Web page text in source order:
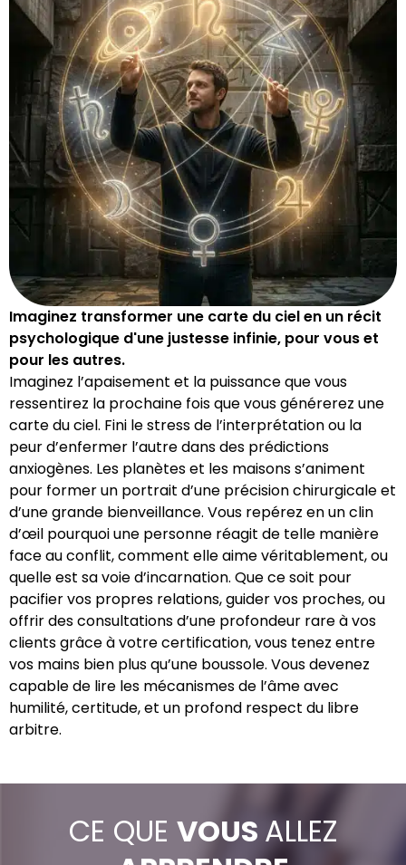
Imaginez transformer une carte du ciel en un récit
psychologique d'une justesse infinie, pour vous et
pour les autres.
Imaginez l’apaisement et la puissance que vous
ressentirez la prochaine fois que vous générerez une
carte du ciel. Fini le stress de l’interprétation ou la
peur d’enfermer l’autre dans des prédictions
anxiogènes. Les planètes et les maisons s’animent
pour former un portrait d’une précision chirurgicale et
d’une grande bienveillance. Vous repérez en un clin
d’œil pourquoi une personne réagit de telle manière
face au conflit, comment elle aime véritablement, ou
quelle est sa voie d’incarnation. Que ce soit pour
pacifier vos propres relations, guider vos proches, ou
offrir des consultations d’une profondeur rare à vos
clients grâce à votre certification, vous tenez entre
vos mains bien plus qu’une boussole. Vous devenez
capable de lire les mécanismes de l’âme avec
humilité, certitude, et un profond respect du libre
arbitre.
CE QUE VOUS ALLEZ